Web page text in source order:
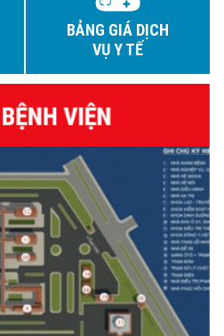
BẢNG GIÁ DỊCH
VỤ Y TẾ